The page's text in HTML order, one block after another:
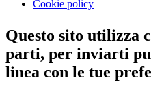
Cookie policy
Questo sito utilizza
parti, per inviarti
linea con le tue